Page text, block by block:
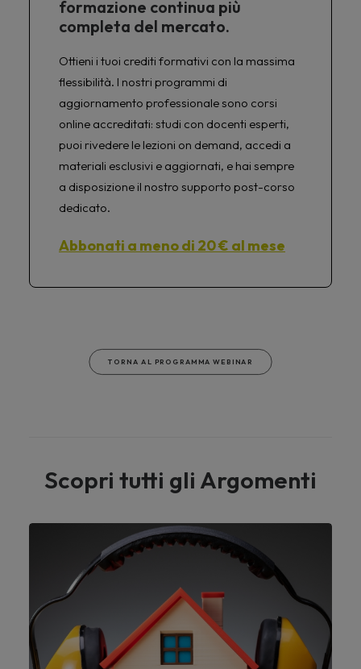
formazione continua più
completa del mercato.
Ottieni i tuoi crediti formativi con la massima
flessibilità. I nostri programmi di
aggiornamento professionale sono corsi
online accreditati: studi con docenti esperti,
puoi rivedere le lezioni on demand, accedi a
materiali esclusivi e aggiornati, e hai sempre
a disposizione il nostro supporto post-corso
dedicato.
Abbonati a meno di 20 € al mese
TORNA AL PROGRAMMA WEBINAR
Scopri tutti gli Argomenti